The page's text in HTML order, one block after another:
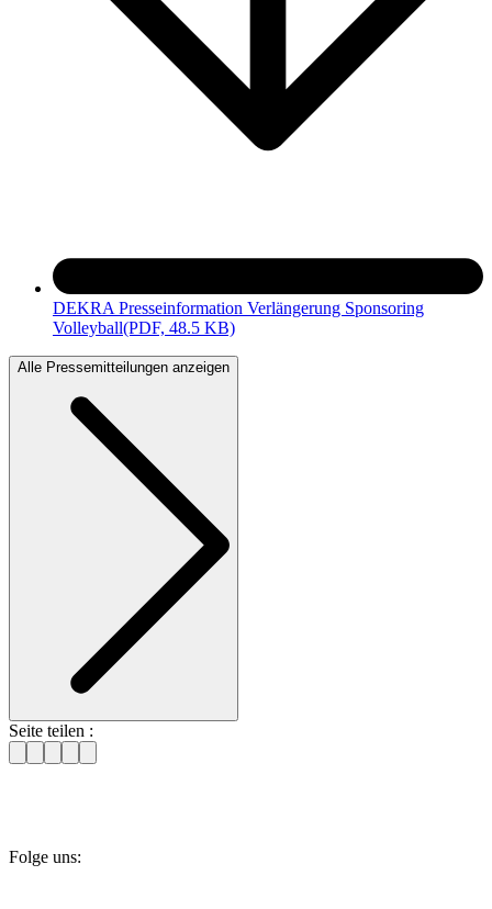
DEKRA Presseinformation Verlängerung Sponsoring
Volleyball(PDF, 48.5 KB)
Alle Pressemitteilungen anzeigen
Seite teilen :
Folge uns: